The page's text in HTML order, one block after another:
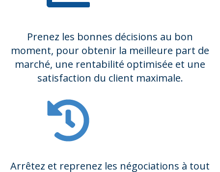
Prenez les bonnes décisions au bon
moment, pour obtenir la meilleure part de
marché, une rentabilité optimisée et une
satisfaction du client maximale.
Arrêtez et reprenez les négociations à tout